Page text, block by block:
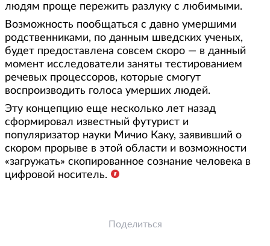
людям проще пережить разлуку с любимыми.
Возможность пообщаться с давно умершими
родственниками, по данным шведских ученых,
будет предоставлена совсем скоро — в данный
момент исследователи заняты тестированием
речевых процессоров, которые смогут
воспроизводить голоса умерших людей.
Эту концепцию еще несколько лет назад
сформировал известный футурист и
популяризатор науки Мичио Каку, заявивший о
скором прорыве в этой области и возможности
«загружать» скопированное сознание человека в
цифровой носитель.
Поделиться